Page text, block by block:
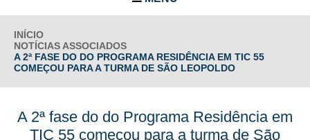
INÍCIO
NOTÍCIAS ASSOCIADOS
A 2ª FASE DO DO PROGRAMA RESIDÊNCIA EM TIC 55
COMEÇOU PARA A TURMA DE SÃO LEOPOLDO
A 2ª fase do do Programa Residência em
TIC 55 começou para a turma de São